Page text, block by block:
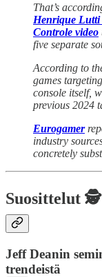
That’s
Henrique Lutti
Controle video
five separate
According to
games
console itself,
previous 2024
Eurogamer
industry
concretely
Suosittelut 🕵️
Jeff Deanin
trendeistä